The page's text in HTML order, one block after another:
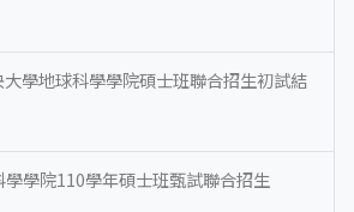
學地球科學學院碩士班聯合招生初試結
學院110學年碩士班甄試聯合招生